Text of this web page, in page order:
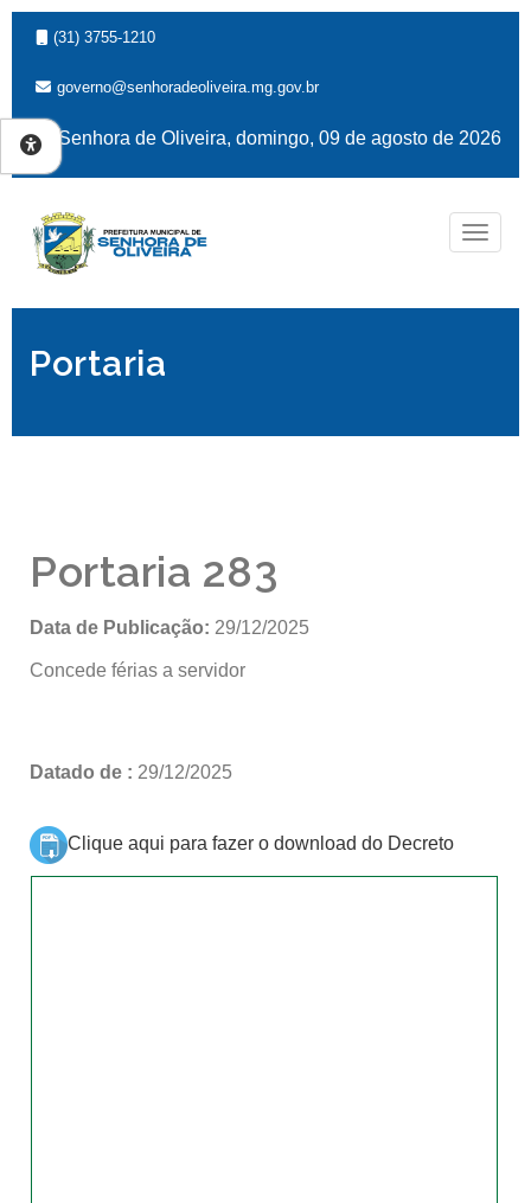
(31) 3755-1210
governo@senhoradeoliveira.mg.gov.br
Senhora de Oliveira, domingo, 09 de agosto de 2026
Portaria
Portaria 283
Data de Publicação: 29/12/2025
Concede férias a servidor
Datado de : 29/12/2025
Clique aqui para fazer o download do Decreto